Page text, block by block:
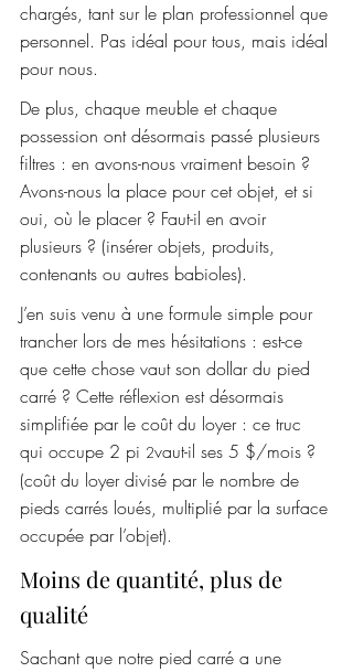
chargés, tant sur le plan professionnel que
personnel. Pas idéal pour tous, mais idéal
pour nous.
De plus, chaque meuble et chaque
possession ont désormais passé plusieurs
filtres : en avons-nous vraiment besoin ?
Avons-nous la place pour cet objet, et si
oui, où le placer ? Faut-il en avoir
plusieurs ? (insérer objets, produits,
contenants ou autres babioles).
J’en suis venu à une formule simple pour
trancher lors de mes hésitations : est-ce
que cette chose vaut son dollar du pied
carré ? Cette réflexion est désormais
simplifiée par le coût du loyer : ce truc
qui occupe 2 pi 2vaut-il ses 5 $/mois ?
(coût du loyer divisé par le nombre de
pieds carrés loués, multiplié par la surface
occupée par l’objet).
Moins de quantité, plus de
qualité
Sachant que notre pied carré a une